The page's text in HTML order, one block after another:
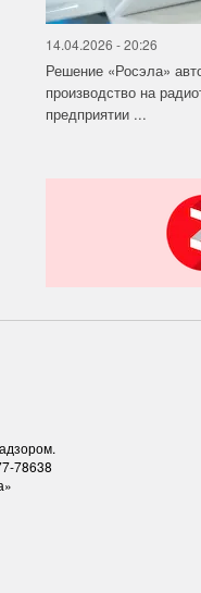
14.04.2026 - 20:26
Решение «Росэла»
производство на
предприятии ...
78638